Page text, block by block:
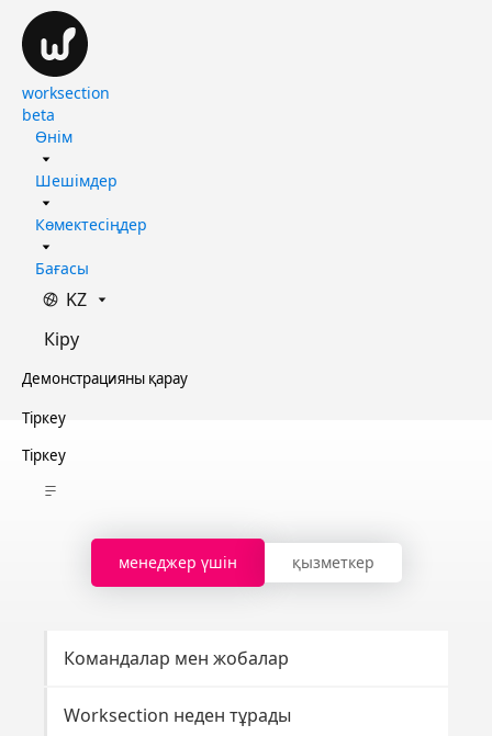
worksection
beta
Өнім
Шешімдер
Көмектесіңдер
Бағасы
KZ
Кіру
Демонстрацияны қарау
Тіркеу
Тіркеу
менеджер үшін қызметкер
Командалар мен жобалар
Worksection неден тұрады